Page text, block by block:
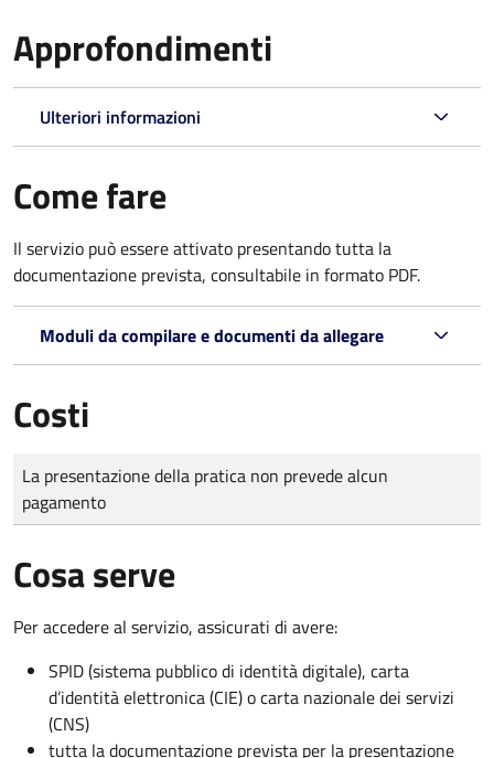
Approfondimenti
Ulteriori informazioni
Come fare
Il servizio può essere attivato presentando tutta la
documentazione prevista, consultabile in formato PDF.
Moduli da compilare e documenti da allegare
Costi
Tipo di pagamento
Importo
La presentazione della pratica non prevede alcun
pagamento
Cosa serve
Per accedere al servizio, assicurati di avere:
SPID (sistema pubblico di identità digitale), carta
d’identità elettronica (CIE) o carta nazionale dei servizi
(CNS)
tutta la documentazione prevista per la presentazione